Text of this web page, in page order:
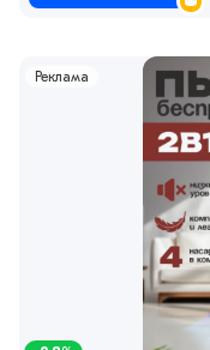
Реклама